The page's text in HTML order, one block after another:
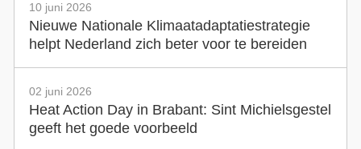
10 juni 2026
Nieuwe Nationale Klimaatadaptatiestrategie
helpt Nederland zich beter voor te bereiden
02 juni 2026
Heat Action Day in Brabant: Sint Michielsgestel
geeft het goede voorbeeld